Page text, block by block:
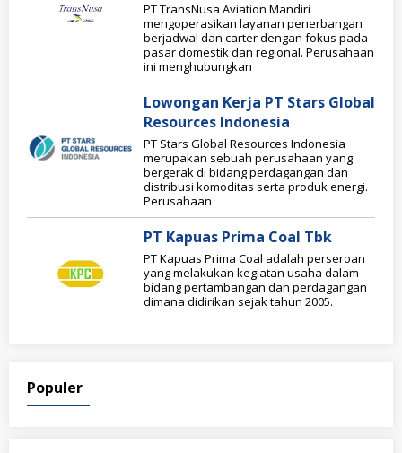
PT TransNusa Aviation Mandiri
mengoperasikan layanan penerbangan
berjadwal dan carter dengan fokus pada
pasar domestik dan regional. Perusahaan
ini menghubungkan
Lowongan Kerja PT Stars Global
Resources Indonesia
PT Stars Global Resources Indonesia
merupakan sebuah perusahaan yang
bergerak di bidang perdagangan dan
distribusi komoditas serta produk energi.
Perusahaan
PT Kapuas Prima Coal Tbk
PT Kapuas Prima Coal adalah perseroan
yang melakukan kegiatan usaha dalam
bidang pertambangan dan perdagangan
dimana didirikan sejak tahun 2005.
Populer